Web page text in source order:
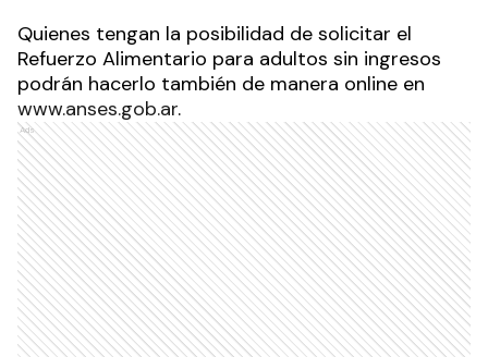
Quienes tengan la posibilidad de solicitar el
Refuerzo Alimentario para adultos sin ingresos
podrán hacerlo también de manera online en
www.anses.gob.ar.
Ads